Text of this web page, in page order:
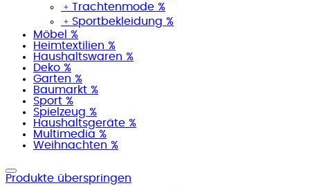
﹢ Trachtenmode %
﹢ Sportbekleidung %
Möbel %
Heimtextilien %
Haushaltswaren %
Deko %
Garten %
Baumarkt %
Sport %
Spielzeug %
Haushaltsgeräte %
Multimedia %
Weihnachten %
Produkte überspringen